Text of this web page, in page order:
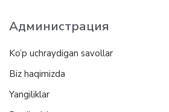
Администрация
Ko’p uchraydigan savollar
Biz haqimizda
Yangiliklar